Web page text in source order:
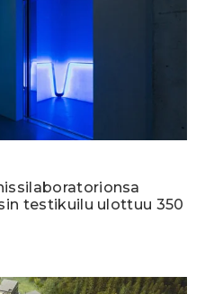
testikuilu ulottuu 350